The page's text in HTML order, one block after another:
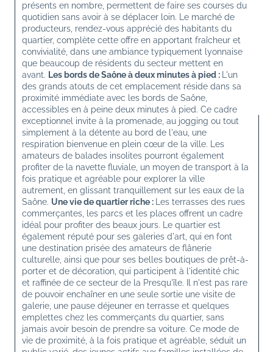
présents en nombre, permettent de faire ses courses du
quotidien sans avoir à se déplacer loin. Le marché de
producteurs, rendez-vous apprécié des habitants du
quartier, complète cette offre en apportant fraîcheur et
convivialité, dans une ambiance typiquement lyonnaise
que beaucoup de résidents du secteur mettent en
avant. Les bords de Saône à deux minutes à pied : L'un
des grands atouts de cet emplacement réside dans sa
proximité immédiate avec les bords de Saône,
accessibles en à peine deux minutes à pied. Ce cadre
exceptionnel invite à la promenade, au jogging ou tout
simplement à la détente au bord de l'eau, une
respiration bienvenue en plein cœur de la ville. Les
amateurs de balades insolites pourront également
profiter de la navette fluviale, un moyen de transport à la
fois pratique et agréable pour explorer la ville
autrement, en glissant tranquillement sur les eaux de la
Saône. Une vie de quartier riche : Les terrasses des rues
commerçantes, les parcs et les places offrent un cadre
idéal pour profiter des beaux jours. Le quartier est
également réputé pour ses galeries d'art, qui en font
une destination prisée des amateurs de flânerie
culturelle, ainsi que pour ses belles boutiques de prêt-à-
porter et de décoration, qui participent à l'identité chic
et raffinée de ce secteur de la Presqu'île. Il n'est pas rare
de pouvoir enchaîner en une seule sortie une visite de
galerie, une pause déjeuner en terrasse et quelques
emplettes chez les commerçants du quartier, sans
jamais avoir besoin de prendre sa voiture. Ce mode de
vie de proximité, à la fois pratique et agréable, séduit un